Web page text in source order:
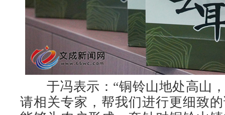
于冯表示：“铜铃山地处高山，
请相关专家，帮我们进行更细致